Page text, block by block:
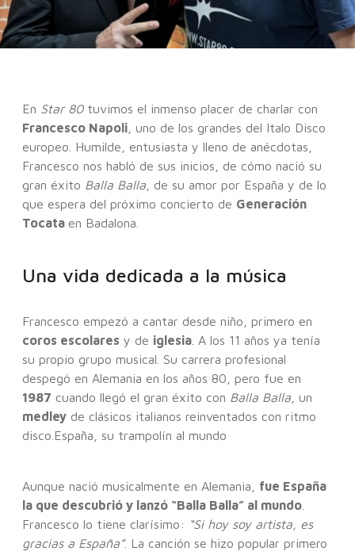
En Star 80tuvimos el inmenso placer de charlar con
Francesco Napoli , uno de los grandes del Italo Disco
europeo. Humilde, entusiasta y lleno de anécdotas,
Francesco nos habló de sus inicios, de cómo nació su
gran éxito Balla Balla , de su amor por España y de lo
que espera del próximo concierto de Generación
Tocata en Badalona.
Una vida dedicada a la música
Francesco empezó a cantar desde niño, primero en
coros escolares y de iglesia . A los 11 años ya tenía
su propio grupo musical. Su carrera profesional
despegó en Alemania en los años 80, pero fue en
1987 cuando llegó el gran éxito con Balla Balla , un
medley de clásicos italianos reinventados con ritmo
disco.España, su trampolín al mundo
Aunque nació musicalmente en Alemania, fue España
la que descubrió y lanzó “Balla Balla” al mundo
Francesco lo tiene clarísimo: “Si hoy soy artista, es
gracias a España”. La canción se hizo popular primero